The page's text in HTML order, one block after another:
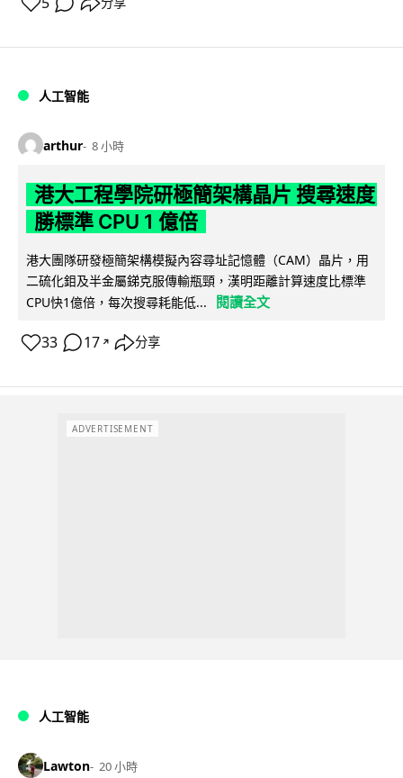
人工智能
arthur 8 小時
港大工程學院研極簡架構晶片 搜尋速度
勝標準 CPU 1 億倍
港大團隊研發極簡架構模擬內容尋址記憶體（CAM）晶片，用
二硫化鉬及半金屬銻克服傳輸瓶頸，漢明距離計算速度比標準
CPU快1億倍，每次搜尋耗能低...
閱讀全文
33 17 ↗ 分享
ADVERTISEMENT
人工智能
Lawton 20 小時